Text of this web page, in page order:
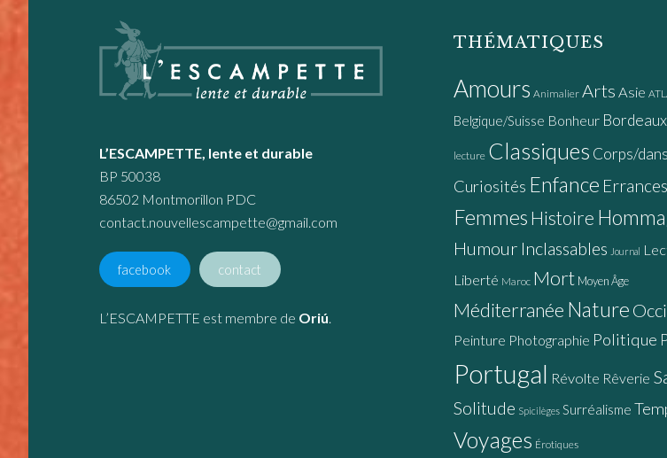
L’ESCAMPETTE, lente et durable
BP 50038
86502 Montmorillon PDC
contact.nouvellescampette@gmail.com
facebook contact
L’ESCAMPETTE est membre de Oriú.
THÉMATIQUES
Amours Animalier Arts Asie
Belgique/Suisse Bonheur Bordeaux
lecture Classiques Corps/
Curiosités Enfance Errances
Femmes Histoire
Humour Inclassables Journal
Liberté Maroc Mort Moyen Âge
Méditerranée Nature
Peinture Photographie Politique
Portugal Révolte Rêverie
Solitude Spicilèges Surréalisme
Voyages Érotiques